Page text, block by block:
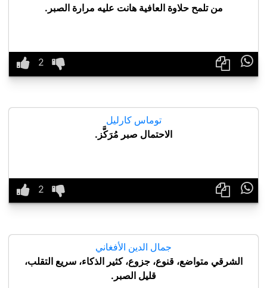
من تلمح حلاوة العافية هانت عليه مرارة الصبر.

توماس كارليل
الاحتمال صبر مُرَكَّز.

جمال الدين الأفغاني
الشرقي متواضع، قنوع، جزوع، كثير الذكاء، سريع التقلب،
قليل الصبر.